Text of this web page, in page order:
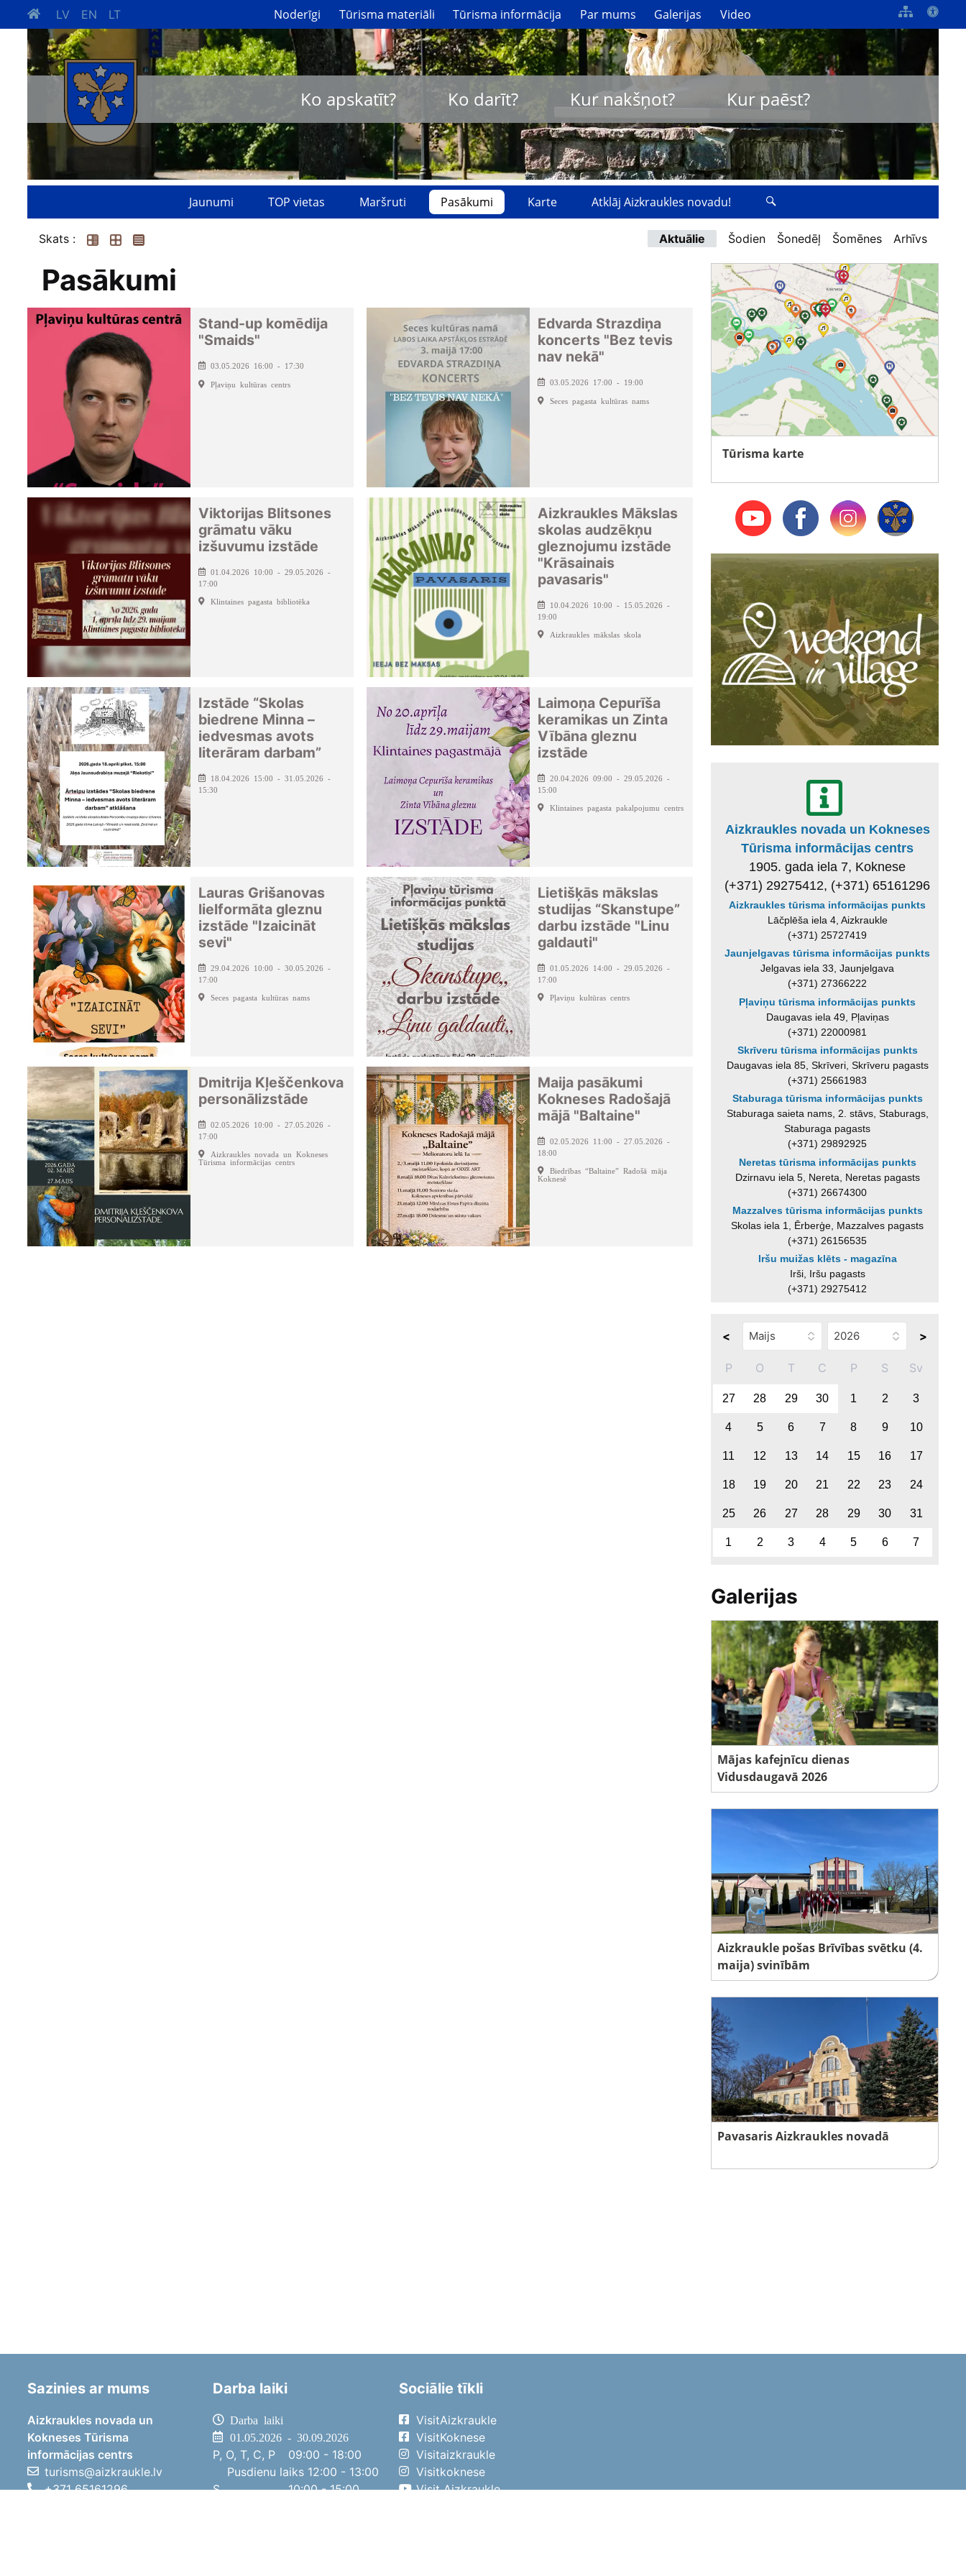
LV EN LT Noderīgi Tūrisma materiāli Tūrisma informācija Par mums Galerijas Video
Ko apskatīt? Ko darīt? Kur nakšņot? Kur paēst?
Jaunumi TOP vietas Maršruti Pasākumi Karte Atklāj Aizkraukles novadu!
Skats : Aktuālie Šodien Šonedēļ Šomēnes Arhīvs
Pasākumi
Stand-up komēdija
"Smaids"
03.05.2026 16:00 - 17:30
Pļaviņu kultūras centrs
Edvarda Strazdiņa
koncerts "Bez tevis
nav nekā"
03.05.2026 17:00 - 19:00
Seces pagasta kultūras nams
Viktorijas Blitsones
grāmatu vāku
izšuvumu izstāde
01.04.2026 10:00 - 29.05.2026 -
17:00
Klintaines pagasta bibliotēka
Aizkraukles Mākslas
skolas audzēkņu
gleznojumu izstāde
"Krāsainais
pavasaris"
10.04.2026 10:00 - 15.05.2026 -
19:00
Aizkraukles mākslas skola
Izstāde “Skolas
biedrene Minna –
iedvesmas avots
literāram darbam”
18.04.2026 15:00 - 31.05.2026 -
15:30
Laimoņa Cepurīša
keramikas un Zinta
Vībāna gleznu
izstāde
20.04.2026 09:00 - 29.05.2026 -
15:00
Klintaines pagasta pakalpojumu centrs
Lauras Grišanovas
lielformāta gleznu
izstāde "Izaicināt
sevi"
29.04.2026 10:00 - 30.05.2026 -
17:00
Seces pagasta kultūras nams
Lietišķās mākslas
studijas “Skanstupe”
darbu izstāde "Linu
galdauti"
01.05.2026 14:00 - 29.05.2026 -
17:00
Pļaviņu kultūras centrs
Dmitrija Kļeščenkova
personālizstāde
02.05.2026 10:00 - 27.05.2026 -
17:00
Aizkraukles novada un Kokneses
Tūrisma informācijas centrs
Maija pasākumi
Kokneses Radošajā
mājā "Baltaine"
02.05.2026 11:00 - 27.05.2026 -
18:00
Biedrības “Baltaine” Radošā māja
Koknesē
Tūrisma karte
Aizkraukles novada un Kokneses
Tūrisma informācijas centrs
1905. gada iela 7, Koknese
(+371) 29275412, (+371) 65161296
Aizkraukles tūrisma informācijas punkts
Lāčplēša iela 4, Aizkraukle
(+371) 25727419
Jaunjelgavas tūrisma informācijas punkts
Jelgavas iela 33, Jaunjelgava
(+371) 27366222
Pļaviņu tūrisma informācijas punkts
Daugavas iela 49, Pļaviņas
(+371) 22000981
Skrīveru tūrisma informācijas punkts
Daugavas iela 85, Skrīveri, Skrīveru pagasts
(+371) 25661983
Staburaga tūrisma informācijas punkts
Staburaga saieta nams, 2. stāvs, Staburags,
Staburaga pagasts
(+371) 29892925
Neretas tūrisma informācijas punkts
Dzirnavu iela 5, Nereta, Neretas pagasts
(+371) 26674300
Mazzalves tūrisma informācijas punkts
Skolas iela 1, Ērberģe, Mazzalves pagasts
(+371) 26156535
Iršu muižas klēts - magazīna
Irši, Iršu pagasts
(+371) 29275412
< >
P O T C P S Sv
27 28 29 30 1 2 3
4 5 6 7 8 9 10
11 12 13 14 15 16 17
18 19 20 21 22 23 24
25 26 27 28 29 30 31
1 2 3 4 5 6 7
Galerijas
Mājas kafejnīcu dienas
Vidusdaugavā 2026
Aizkraukle pošas Brīvības svētku (4.
maija) svinībām
Pavasaris Aizkraukles novadā
Sazinies ar mums
Aizkraukles novada un
Kokneses Tūrisma
informācijas centrs
turisms@aizkraukle.lv
+371 65161296
Darba laiki
Darba laiki
01.05.2026 - 30.09.2026
P, O, T, C, P
09:00 - 18:00
Pusdienu laiks 12:00 - 13:00
S
10:00 - 15:00
Sociālie tīkli
VisitAizkraukle
VisitKoknese
Visitaizkraukle
Visitkoknese
Visit Aizkraukle